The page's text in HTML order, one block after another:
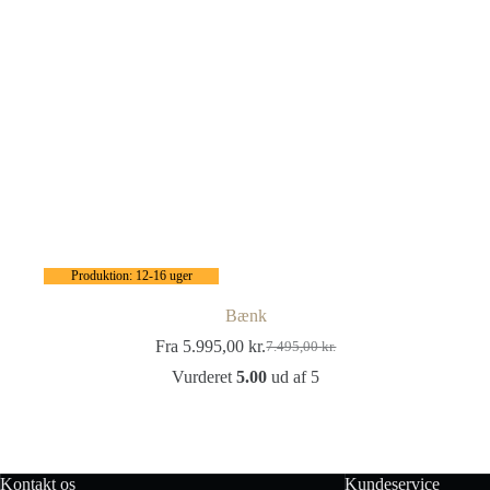
Produktion: 12-16 uger
Bænk
Fra
7.495,00kr.
5.995,00kr.
Vurderet5.00 ud af 5
Kontakt os Kundeservice